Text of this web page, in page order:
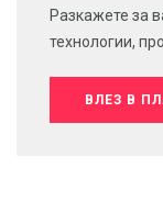
Разкажете за
технологии,
ВЛЕЗ В